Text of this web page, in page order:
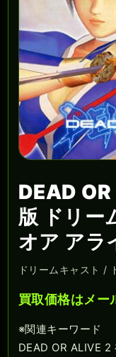
DEAD
版 ドリー
オア アラ
ドリームキャスト /
買取価格はメー
※関連キーワード
DEAD OR ALIVE 2